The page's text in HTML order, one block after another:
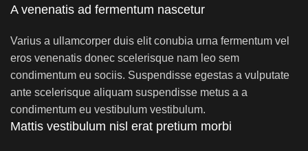
A venenatis ad fermentum nascetur
Varius a ullamcorper duis elit conubia urna fermentum vel
eros venenatis donec scelerisque nam leo sem
condimentum eu sociis. Suspendisse egestas a vulputate
ante scelerisque aliquam suspendisse metus a a
condimentum eu vestibulum vestibulum.
Mattis vestibulum nisl erat pretium morbi